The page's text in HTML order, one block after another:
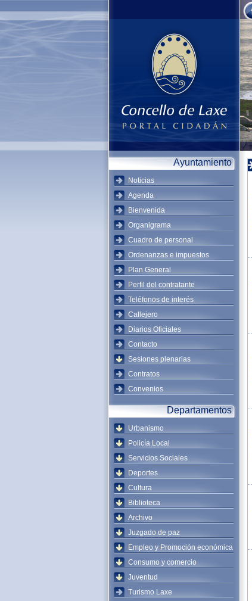
Ayuntamiento
Noticias
Agenda
Bienvenida
Organigrama
Cuadro de personal
Ordenanzas e impuestos
Plan General
Perfil del contratante
Teléfonos de interés
Callejero
Diarios Oficiales
Contacto
Sesiones plenarias
Contratos
Convenios
Departamentos
Urbanismo
Policía Local
Servicios Sociales
Deportes
Cultura
Biblioteca
Archivo
Juzgado de paz
Empleo y Promoción económica
Consumo y comercio
Juventud
Turismo Laxe